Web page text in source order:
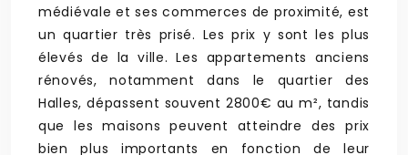
médiévale et ses commerces de proximité, est
un quartier très prisé. Les prix y sont les plus
élevés de la ville. Les appartements anciens
rénovés, notamment dans le quartier des
Halles, dépassent souvent 2800€ au m², tandis
que les maisons peuvent atteindre des prix
bien plus importants en fonction de leur